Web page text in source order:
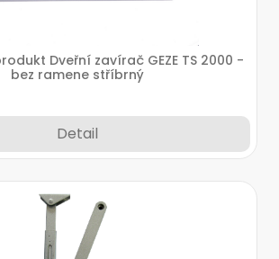
Dveřní zavírač GEZE TS 2000 -
bez ramene stříbrný
Detail